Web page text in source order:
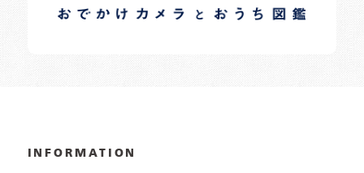
日常の様子など随時更新中です。
INFORMATION